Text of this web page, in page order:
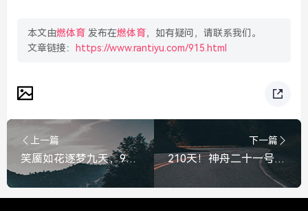
本文由燃体育 发布在燃体育，如有疑问，请联系我们。
文章链接：
https://www.rantiyu.com/915.html
上一篇
笑靥如花逐梦九天，90后航天员武飞滑滑梯出舱，尽显少年意气，笑靥如花！90后航天员武飞滑滑梯出舱尽显少年意气
下一篇
210天！神舟二十一号乘组刷新中国航天在轨驻留新纪录，谱写深空探索新篇章，神舟二十一号乘组刷新在轨驻留新纪录